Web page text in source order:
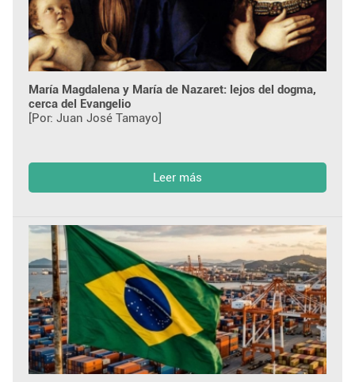
María Magdalena y María de Nazaret: lejos del dogma,
cerca del Evangelio
[Por: Juan José Tamayo]
Leer más